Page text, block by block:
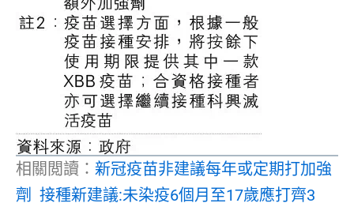
相關閲讀： 新冠疫苗非建議每年或定期打加強
劑 接種新建議:未染疫6個月至17歲應打齊3